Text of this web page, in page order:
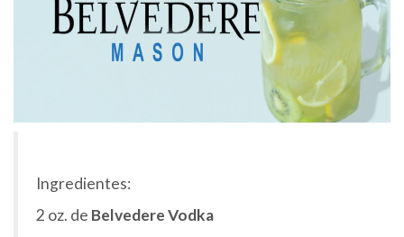
Ingredientes:
2 oz. de Belvedere Vodka